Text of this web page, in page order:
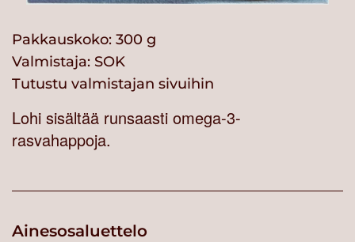
Pakkauskoko: 300 g
Valmistaja: SOK
Tutustu valmistajan sivuihin
Lohi sisältää runsaasti omega-3-
rasvahappoja.
Ainesosaluettelo